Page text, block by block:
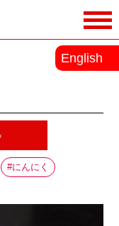
English
にんにく